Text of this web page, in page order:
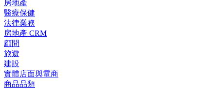
房地產
醫療保健
法律業務
房地產 CRM
顧問
旅遊
建設
實體店面與電商
商品品類